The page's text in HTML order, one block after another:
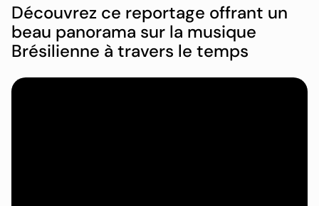
Découvrez ce reportage offrant un
beau panorama sur la musique
Brésilienne à travers le temps